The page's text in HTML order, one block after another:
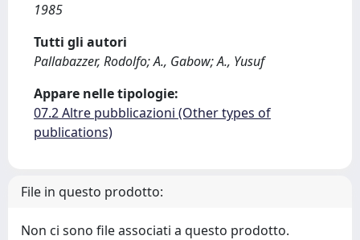
1985
Tutti gli autori
Pallabazzer, Rodolfo; A., Gabow; A., Yusuf
Appare nelle tipologie:
07.2 Altre pubblicazioni (Other types of
publications)
File in questo prodotto:
Non ci sono file associati a questo prodotto.